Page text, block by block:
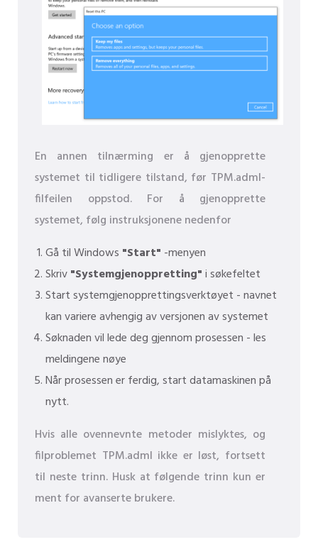
En annen tilnærming er å gjenopprette
systemet til tidligere tilstand, før TPM.adml-
filfeilen oppstod. For å gjenopprette
systemet, følg instruksjonene nedenfor
Gå til Windows "Start" -menyen
Skriv"Systemgjenoppretting"i søkefeltet
Start systemgjenopprettingsverktøyet - navnet
kan variere avhengig av versjonen av systemet
Søknaden vil lede deg gjennom prosessen - les
meldingene nøye
Når prosessen er ferdig, start datamaskinen på
nytt.
Hvis alle ovennevnte metoder mislyktes, og
filproblemet TPM.adml ikke er løst, fortsett
til neste trinn. Husk at følgende trinn kun er
ment for avanserte brukere.